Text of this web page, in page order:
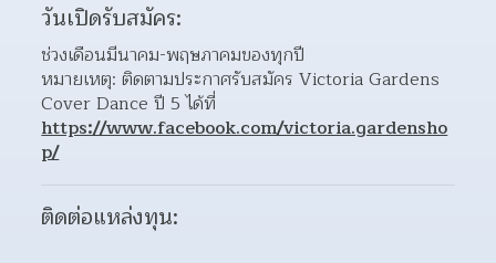
วันเปิดรับสมัคร:
ช่วงเดือนมีนาคม-พฤษภาคมของทุกปี
หมายเหตุ: ติดตามประกาศรับสมัคร Victoria Gardens
https://www.facebook.com/victoria.gardensho
p/
ติดต่อแหล่งทุน: